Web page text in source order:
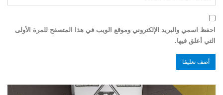
احفظ اسمي والبريد الإلكتروني وموقع الويب في هذا المتصفح للمرة الأولى
التي أعلق فيها.